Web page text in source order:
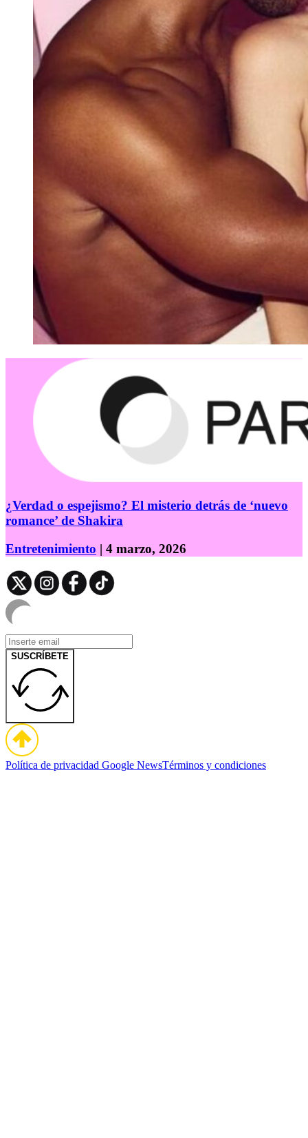
¿Verdad o espejismo? El misterio detrás de ‘nuevo
romance’ de Shakira
Entretenimiento | 4 marzo, 2026
SUSCRÍBETE
Política de privacidad Google NewsTérminos y condiciones